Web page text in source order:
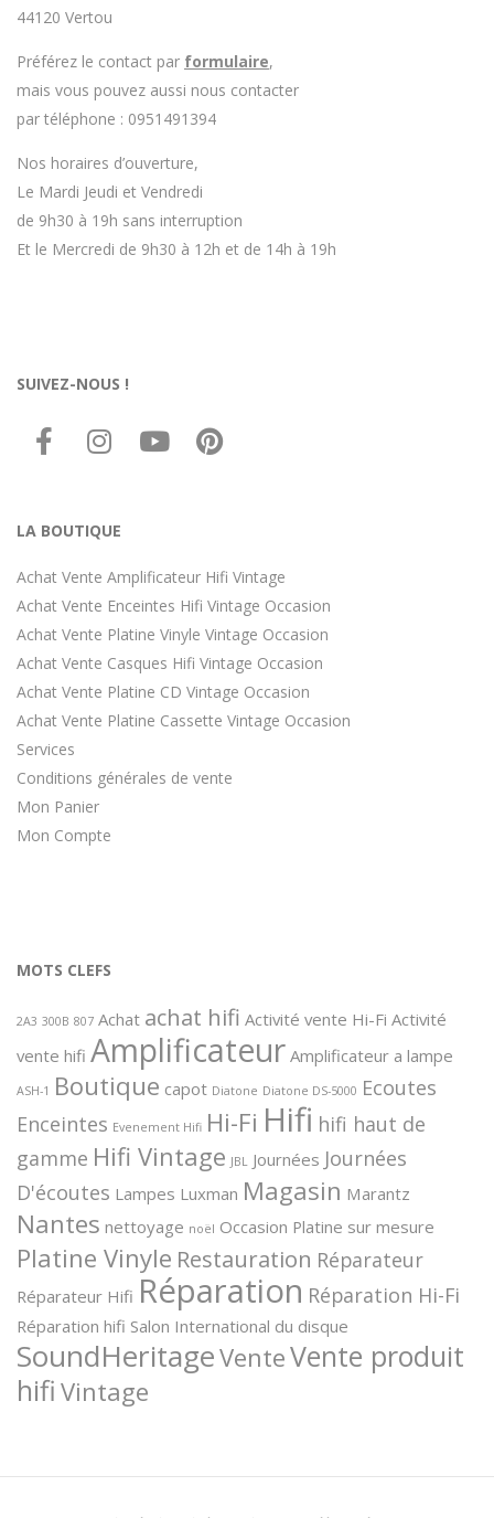
44120 Vertou
Préférez le contact par formulaire,
mais vous pouvez aussi nous contacter
par téléphone : 0951491394
Nos horaires d’ouverture,
Le Mardi Jeudi et Vendredi
de 9h30 à 19h sans interruption
Et le Mercredi de 9h30 à 12h et de 14h à 19h
SUIVEZ-NOUS !
LA BOUTIQUE
Achat Vente Amplificateur Hifi Vintage
Achat Vente Enceintes Hifi Vintage Occasion
Achat Vente Platine Vinyle Vintage Occasion
Achat Vente Casques Hifi Vintage Occasion
Achat Vente Platine CD Vintage Occasion
Achat Vente Platine Cassette Vintage Occasion
Services
Conditions générales de vente
Mon Panier
Mon Compte
MOTS CLEFS
2A3 300B 807 Achat achat hifi Activité vente Hi-Fi Activité
vente hifi Amplificateur Amplificateur a lampe
ASH-1 Boutique capot Diatone Diatone DS-5000 Ecoutes
Enceintes Evenement Hifi Hi-Fi Hifi hifi haut de
gamme Hifi Vintage JBL Journées Journées
D'écoutes Lampes Luxman Magasin Marantz
Nantes nettoyage noël Occasion Platine sur mesure
Platine Vinyle Restauration Réparateur
Réparateur Hifi Réparation Réparation Hi-Fi
Réparation hifi Salon International du disque
SoundHeritageVenteVente produit
hifi Vintage